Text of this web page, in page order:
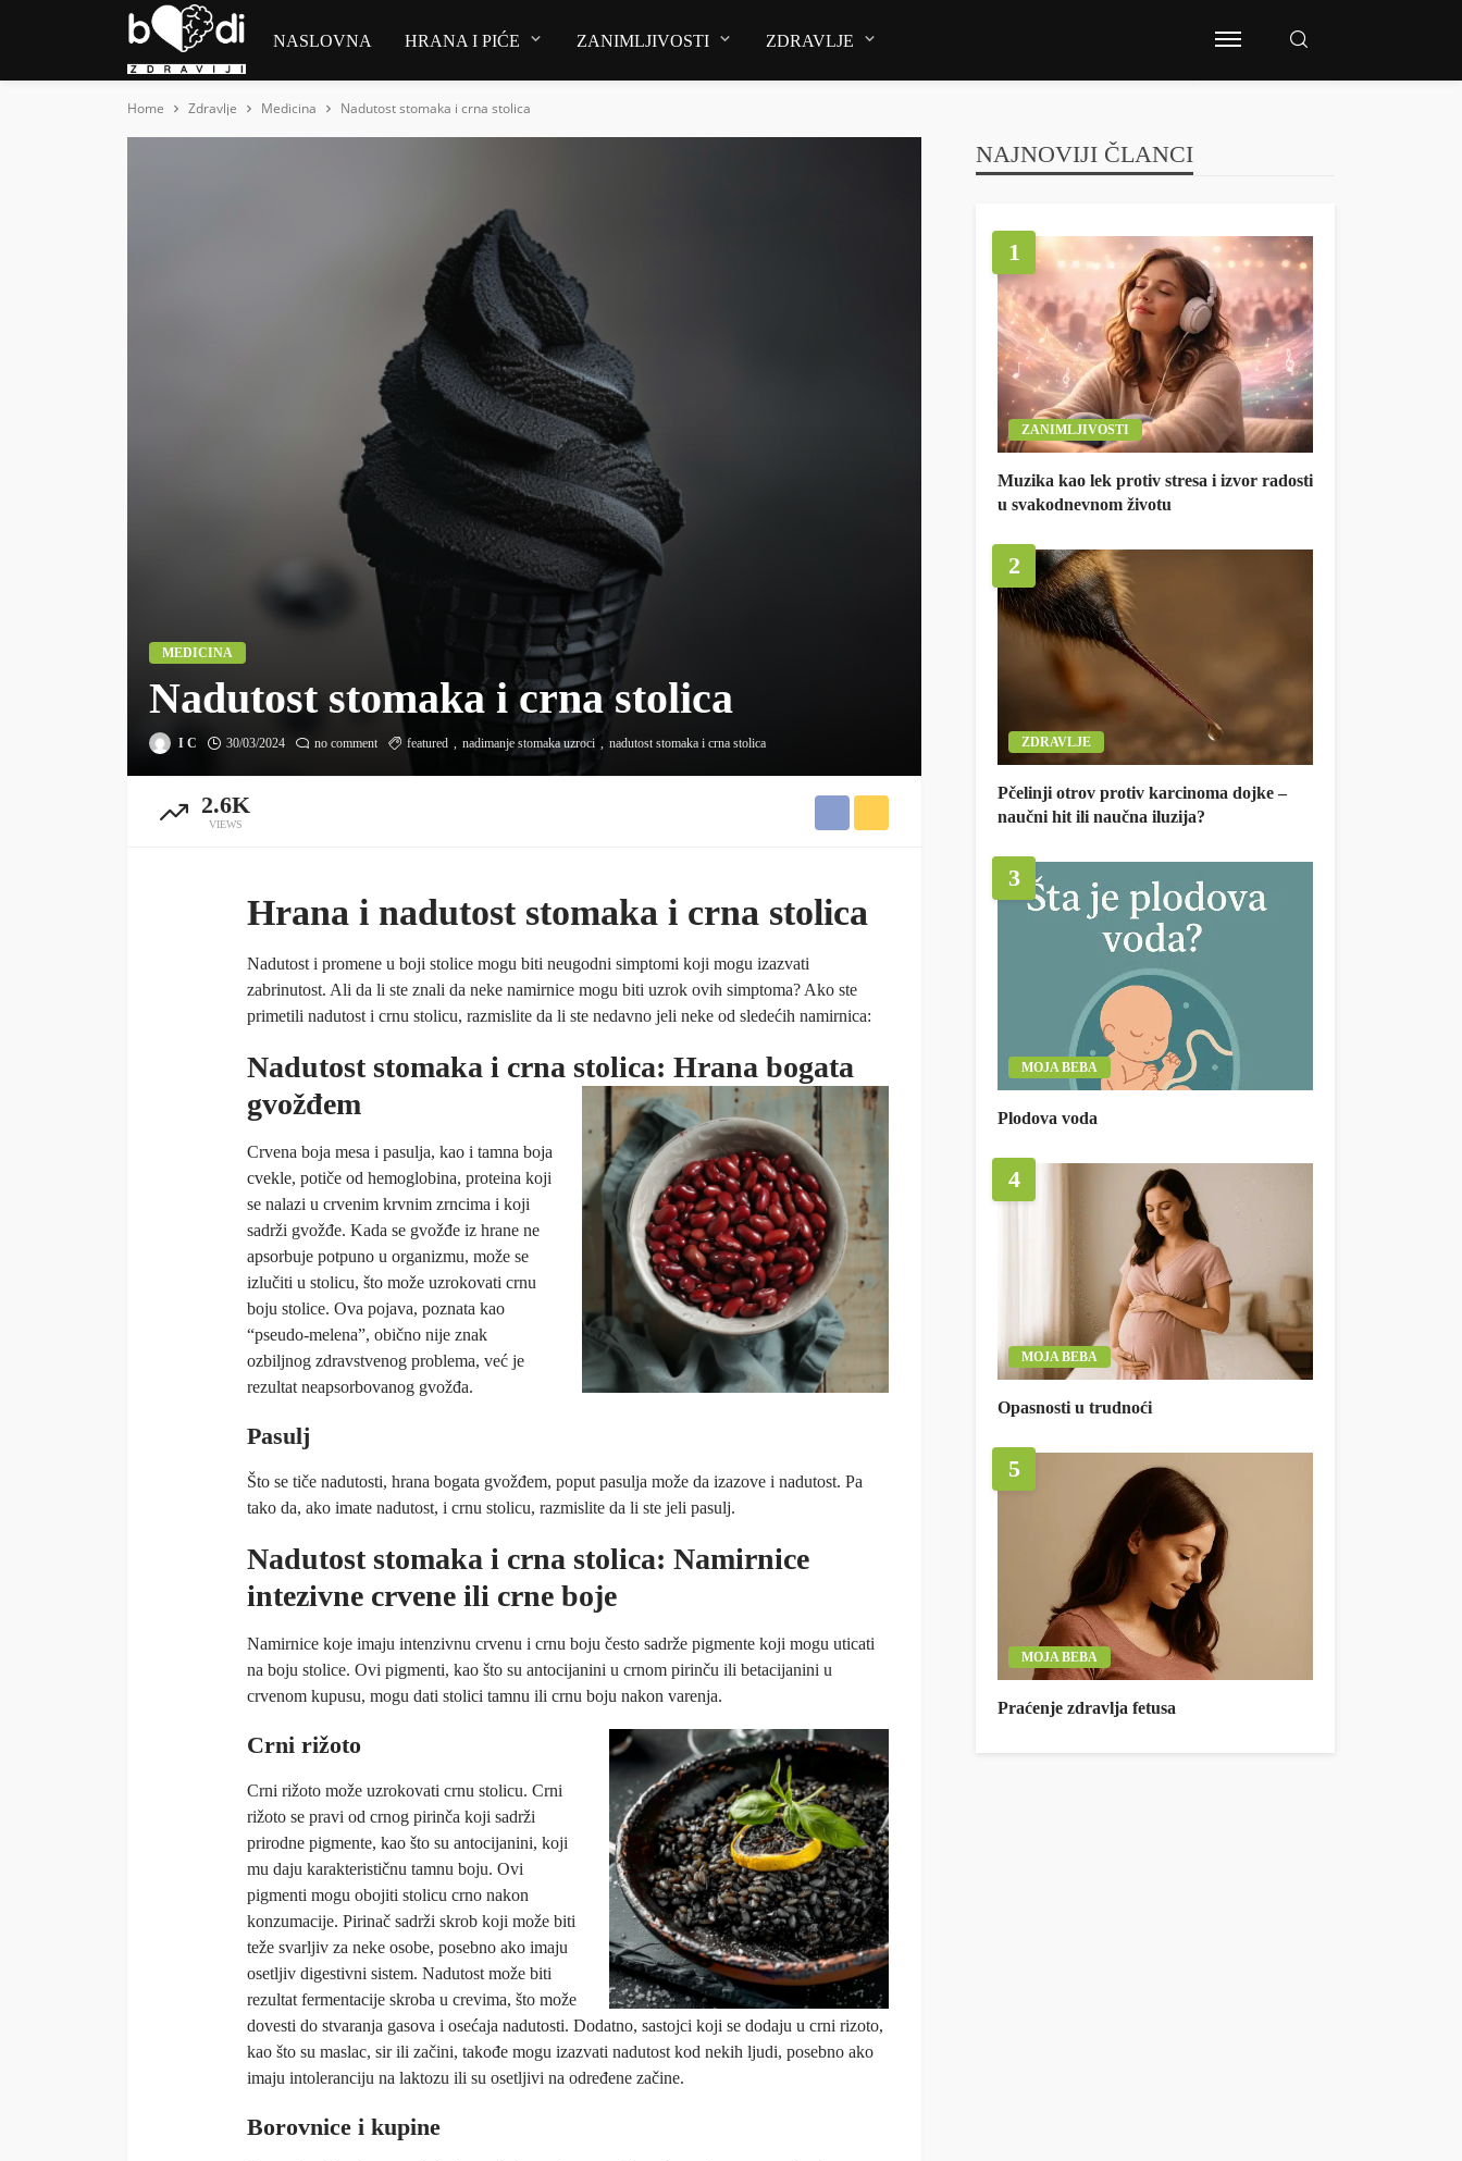
NASLOVNA HRANA I PIĆE ZANIMLJIVOSTI ZDRAVLJE
Home Zdravlje Medicina Nadutost stomaka i crna stolica
MEDICINA
Nadutost stomaka i crna stolica
I C 30/03/2024 no comment featured nadimanje stomaka uzroci nadutost stomaka i crna stolica
2.6K
VIEWS
Hrana i nadutost stomaka i crna stolica
Nadutost i promene u boji stolice mogu biti neugodni simptomi koji mogu izazvati
zabrinutost. Ali da li ste znali da neke namirnice mogu biti uzrok ovih simptoma? Ako ste
primetili nadutost i crnu stolicu, razmislite da li ste nedavno jeli neke od sledećih namirnica:
Nadutost stomaka i crna stolica: Hrana bogata
gvožđem
Crvena boja mesa i pasulja, kao i tamna boja
cvekle, potiče od hemoglobina, proteina koji
se nalazi u crvenim krvnim zrncima i koji
sadrži gvožđe. Kada se gvožđe iz hrane ne
apsorbuje potpuno u organizmu, može se
izlučiti u stolicu, što može uzrokovati crnu
boju stolice. Ova pojava, poznata kao
“pseudo-melena”, obično nije znak
ozbiljnog zdravstvenog problema, već je
rezultat neapsorbovanog gvožđa.
Pasulj
Što se tiče nadutosti, hrana bogata gvožđem, poput pasulja može da izazove i nadutost. Pa
tako da, ako imate nadutost, i crnu stolicu, razmislite da li ste jeli pasulj.
Nadutost stomaka i crna stolica: Namirnice
intezivne crvene ili crne boje
Namirnice koje imaju intenzivnu crvenu i crnu boju često sadrže pigmente koji mogu uticati
na boju stolice. Ovi pigmenti, kao što su antocijanini u crnom pirinču ili betacijanini u
crvenom kupusu, mogu dati stolici tamnu ili crnu boju nakon varenja.
Crni rižoto
Crni rižoto može uzrokovati crnu stolicu. Crni
rižoto se pravi od crnog pirinča koji sadrži
prirodne pigmente, kao što su antocijanini, koji
mu daju karakterističnu tamnu boju. Ovi
pigmenti mogu obojiti stolicu crno nakon
konzumacije. Pirinač sadrži skrob koji može biti
teže svarljiv za neke osobe, posebno ako imaju
osetljiv digestivni sistem. Nadutost može biti
rezultat fermentacije skroba u crevima, što može
dovesti do stvaranja gasova i osećaja nadutosti. Dodatno, sastojci koji se dodaju u crni rizoto,
kao što su maslac, sir ili začini, takođe mogu izazvati nadutost kod nekih ljudi, posebno ako
imaju intoleranciju na laktozu ili su osetljivi na određene začine.
Borovnice i kupine
NAJNOVIJI ČLANCI
1
ZANIMLJIVOSTI
Muzika kao lek protiv stresa i izvor radosti
u svakodnevnom životu
2
ZDRAVLJE
Pčelinji otrov protiv karcinoma dojke –
naučni hit ili naučna iluzija?
3
MOJA BEBA
Plodova voda
4
MOJA BEBA
Opasnosti u trudnoći
5
MOJA BEBA
Praćenje zdravlja fetusa